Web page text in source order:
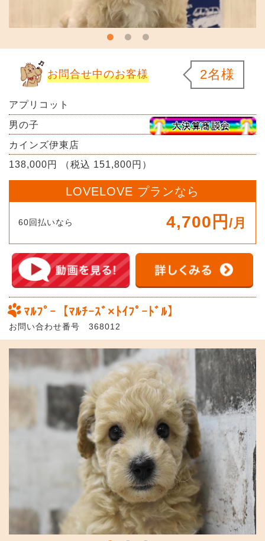
お問合せ中のお客様 2名様
アプリコット
男の子
カインズ伊東店
138,000円 （税込 151,800円）
LOVELOVE プランなら
60回払いなら 4,700円 /月
ﾏﾙﾌﾟｰ【ﾏﾙﾁｰｽﾞ×ﾄｲﾌﾟｰﾄﾞﾙ】
お問い合わせ番号 368012